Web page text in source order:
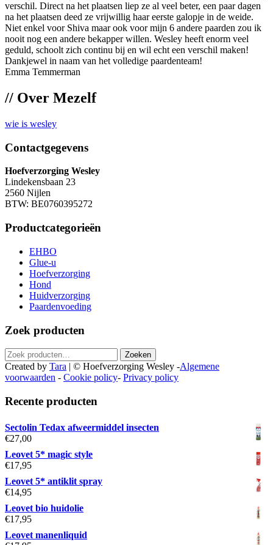
verschil. Direct na het plaatsen liep ze al veel beter, een paar dagen
na het plaatsen deed ze vrijwillig haar eerste galopje in de weide.
Niet enkel voor Shiva maar ook voor mijn 6 andere paarden zou ik
nooit nog een andere bekapper willen. Wesley heeft enorm veel
geduld, schoolt zich continu bij en wil echt een verschil maken!
Dankjewel in naam van het volledige paardenteam!
Emma Temmerman
// Over Mezelf
wie is wesley
Contactgegevens
Hoefverzorging Wesley
Lindekensbaan 23
2560 Nijlen
BTW: BE0760395272
Productcategorieën
EHBO
Glue-u
Hoefverzorging
Hond
Huidverzorging
Paardenvoeding
Zoek producten
Zoeken
naar:
Zoeken
Created by Tara | © Hoefverzorging Wesley -Algemene
voorwaarden - Cookie policy- Privacy policy
Recente producten
Sectolin Tedax afweermiddel insecten
€27,00
Leovet 5* magic style
€17,95
Leovet 5* antiklit spray
€14,95
Leovet bio huidolie
€17,95
Leovet manenliquid